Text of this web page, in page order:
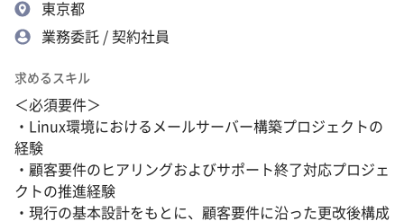
東京都
業務委託 / 契約社員
求めるスキル
＜必須要件＞
・Linux環境におけるメールサーバー構築プロジェクトの
経験
・顧客要件のヒアリングおよびサポート終了対応プロジェ
クトの推進経験
・現行の基本設計をもとに、顧客要件に沿った更改後構成